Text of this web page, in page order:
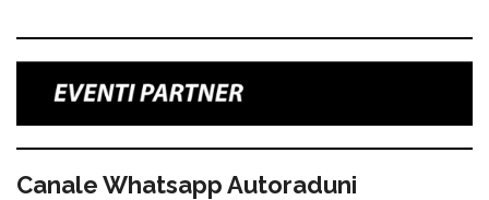
Canale Whatsapp Autoraduni